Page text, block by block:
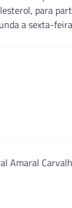
para
a sexta-
Amaral